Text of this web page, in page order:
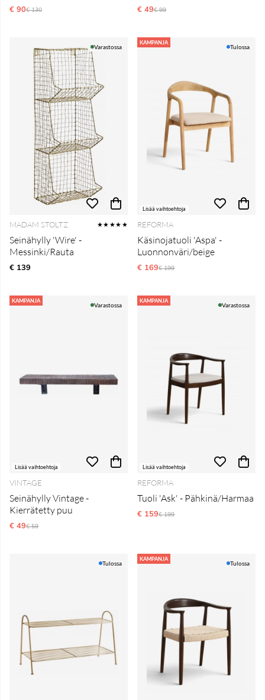
€ 90Normaali hinta
€ 130 € 49Normaali hinta
€ 99
Varastossa
MADAM STOLTZ ★★★★★
Seinähylly 'Wire' -
Messinki/Rauta
€ 139
KAMPANJA
Lisää vaihtoehtoja
Tulossa
REFORMA
Käsinojatuoli 'Aspa' -
Luonnonväri/beige
€ 169Normaali hinta
€ 199
KAMPANJA
Lisää vaihtoehtoja
Varastossa
VINTAGE
Seinähylly Vintage -
Kierrätetty puu
€ 49Normaali hinta
€ 59
KAMPANJA
Lisää vaihtoehtoja
Varastossa
REFORMA
Tuoli 'Ask' - Pähkinä/Harmaa
€ 159Normaali hinta
€ 199
Tulossa
KAMPANJA
Tulossa